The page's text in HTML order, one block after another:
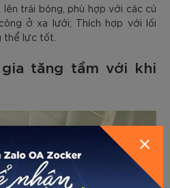
trái bóng, phù hợp với các cú
ở xa lưới; Thích hợp với lối
thể lực tốt.
tăng tầm với khi